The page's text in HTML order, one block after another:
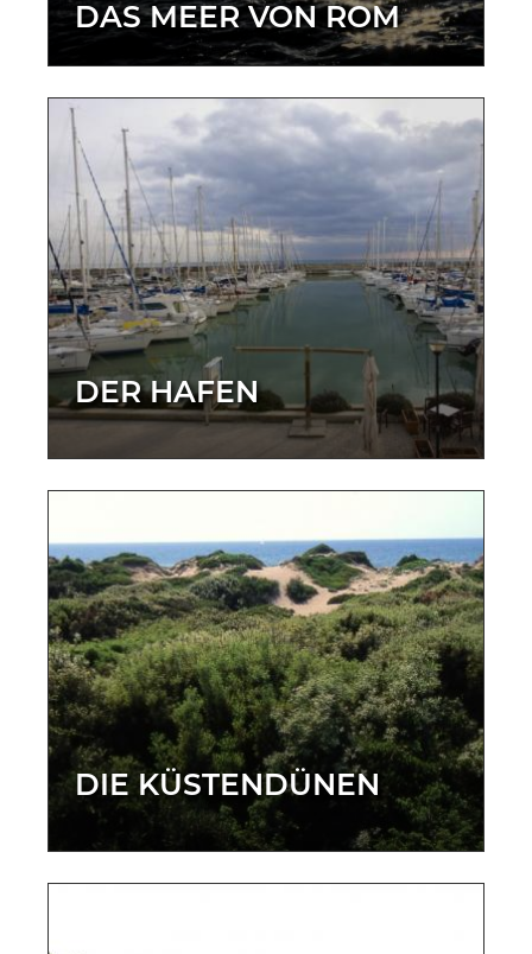
DAS MEER VON ROM
DER HAFEN
DIE KÜSTENDÜNEN